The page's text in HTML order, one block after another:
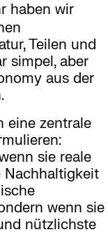
haben wir
Teilen und
simpel, aber
aus der
eine zentrale
sie reale
Nachhaltigkeit
wenn sie
nützlichste